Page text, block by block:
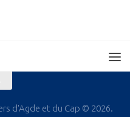
d'Agde et du Cap © 2026.